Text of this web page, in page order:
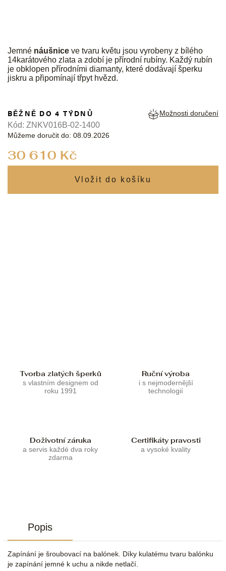
Jemné náušnice ve tvaru květu jsou vyrobeny z bílého
14karátového zlata a zdobí je přírodní rubíny. Každý rubín
je obklopen přírodními diamanty, které dodávají šperku
jiskru a připomínají třpyt hvězd.
30 610 Kč
BĚŽNĚ DO 4 TÝDNŮ
Můžeme doručit do: 08.09.2026
Možnosti doručení
Kód: ZNKV016B-02-1400
Tvorba zlatých šperků
s vlastním designem od
roku 1991
Ruční výroba
i s nejmodernější
technologií
Doživotní záruka
a servis každé dva roky
zdarma
Certifikáty pravosti
a vysoké kvality
Popis
Zapínání je šroubovací na balónek. Díky kulatému tvaru balónku
je zapínání jemné k uchu a nikde netlačí.